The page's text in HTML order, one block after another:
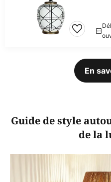
En
Guide de style
de la